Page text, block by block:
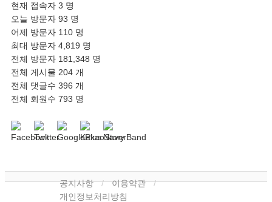
현재 접속자 3 명
오늘 방문자 93 명
어제 방문자 110 명
최대 방문자 4,819 명
전체 방문자 181,348 명
전체 게시물 204 개
전체 댓글수 396 개
전체 회원수 793 명
공지사항
이용약관
개인정보처리방침